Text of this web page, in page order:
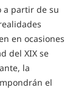
a partir de su
en ocasiones
del XIX se
la
el